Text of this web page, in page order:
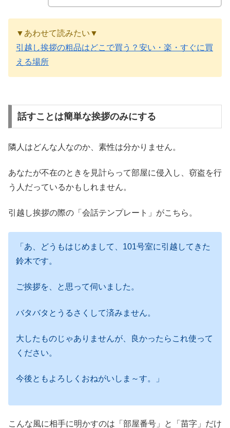
▼あわせて読みたい▼
引越し挨拶の粗品はどこで買う？安い・楽・すぐに買
える場所
話すことは簡単な挨拶のみにする
隣人はどんな人なのか、素性は分かりません。
あなたが不在のときを見計らって部屋に侵入し、窃盗を行
う人だっているかもしれません。
引越し挨拶の際の「会話テンプレート」がこちら。
「あ、どうもはじめまして、101号室に引越してきた
鈴木です。
ご挨拶を、と思って伺いました。
バタバタとうるさくして済みません。
大したものじゃありませんが、良かったらこれ使って
ください。
今後ともよろしくおねがいしま～す。」
こんな風に相手に明かすのは「部屋番号」と「苗字」だけ